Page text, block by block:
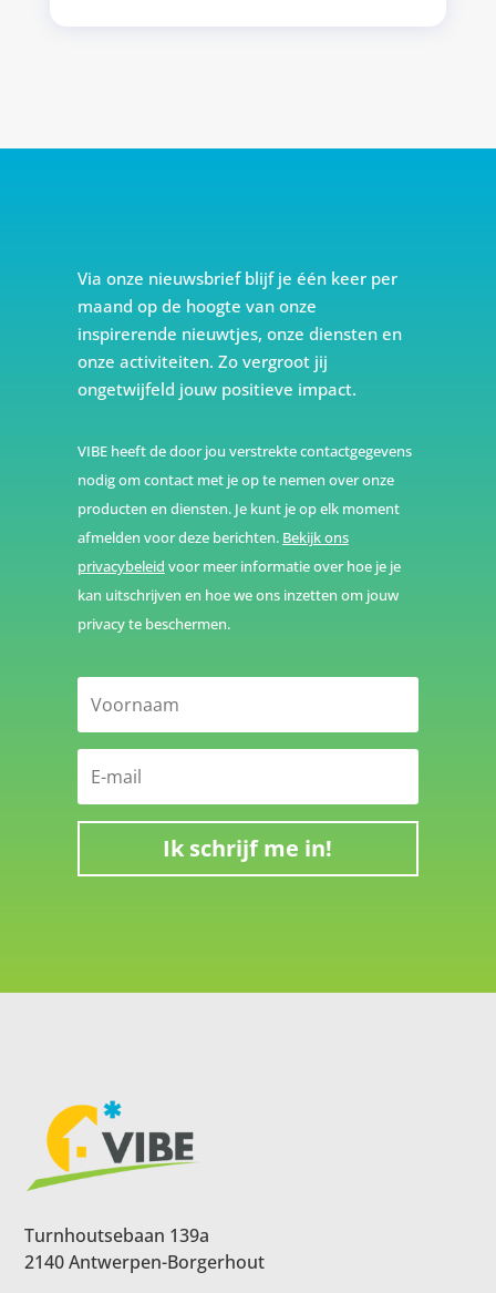
Via onze nieuwsbrief blijf je één keer per
maand op de hoogte van onze
inspirerende nieuwtjes, onze diensten en
onze activiteiten. Zo vergroot jij
ongetwijfeld jouw positieve impact.
VIBE heeft de door jou verstrekte contactgegevens
nodig om contact met je op te nemen over onze
producten en diensten. Je kunt je op elk moment
afmelden voor deze berichten. Bekijk ons
privacybeleid voor meer informatie over hoe je je
kan uitschrijven en hoe we ons inzetten om jouw
privacy te beschermen.
Ik schrijf me in!
Turnhoutsebaan 139a
2140 Antwerpen-Borgerhout